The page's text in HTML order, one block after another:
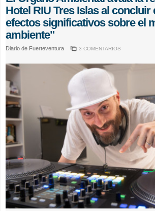
Hotel RIU Tres Islas al concluir
efectos significativos sobre el
ambiente"
Diario de Fuerteventura 3 COMENTARIOS